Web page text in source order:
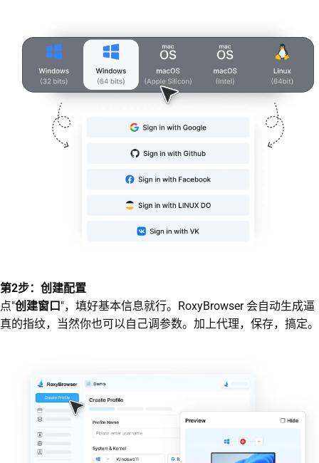
第2步：创建配置
点"创建窗口"，填好基本信息就行。RoxyBrowser 会自动生成逼
真的指纹，当然你也可以自己调参数。加上代理，保存，搞定。